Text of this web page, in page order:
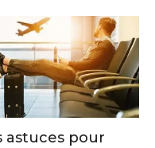
astuces pour